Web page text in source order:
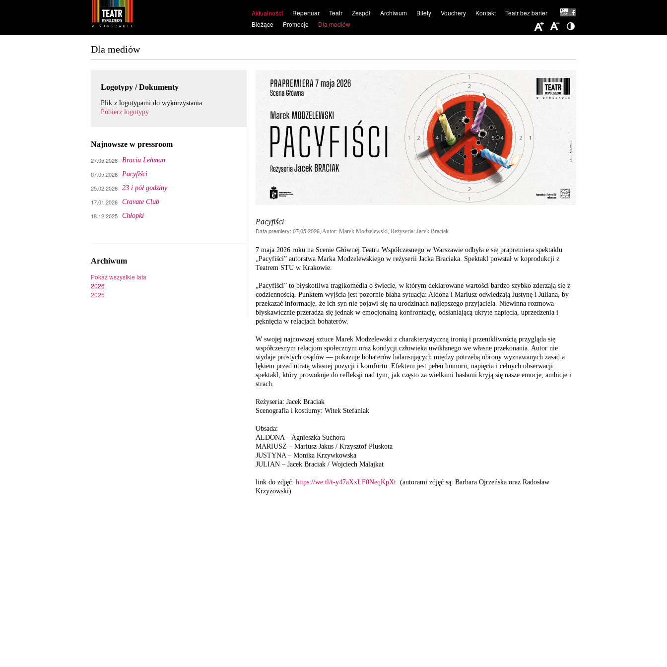
Aktualności
Bieżące
Promocje Dla mediów
Repertuar Teatr Zespół Archiwum Bilety Vouchery Kontakt Teatr bez barier
Dla mediów
Logotypy / Dokumenty
Plik z logotypami do wykorzystania
Pobierz logotypy
Najnowsze w pressroom
27.05.2026 Bracia Lehman
07.05.2026 Pacyfiści
25.02.2026 23 i pół godziny
17.01.2026 Cravate Club
18.12.2025 Chłopki
Archiwum
Pokaż wszystkie lata
2026
2025
Pacyfiści
Data premiery: 07.05.2026, Autor: Marek Modzelewski, Reżyseria: Jacek Braciak
7 maja 2026 roku na Scenie Głównej Teatru Współczesnego w Warszawie odbyła e się prapremiera spektaklu
„Pacyfiści” autorstwa Marka Modzelewskiego w reżyserii Jacka Braciaka. Spektakl powstał w koprodukcji z
Teatrem STU w Krakowie.
„Pacyfiści” to błyskotliwa tragikomedia o świecie, w którym deklarowane wartości bardzo szybko zderzają się z
codziennością. Punktem wyjścia jest pozornie błaha sytuacja: Aldona i Mariusz odwiedzają Justynę i Juliana, by
przekazać informację, że ich syn nie pojawi się na urodzinach najlepszego przyjaciela. Niewinna rozmowa
błyskawicznie przeradza się jednak w emocjonalną konfrontację, odsłaniającą ukryte napięcia, uprzedzenia i
pęknięcia w relacjach bohaterów.
W swojej najnowszej sztuce Marek Modzelewski z charakterystyczną ironią i przenikliwością przygląda się
współczesnym relacjom społecznym oraz kondycji człowieka uwikłanego we własne przekonania. Autor nie
wydaje prostych osądów — pokazuje bohaterów balansujących między potrzebą obrony wyznawanych zasad a
lękiem przed utratą własnej pozycji i komfortu. Efektem jest pełen humoru, napięcia i celnych obserwacji
spektakl, który prowokuje do refleksji nad tym, jak często za wielkimi hasłami kryją się nasze emocje, ambicje i
strach.
Reżyseria: Jacek Braciak
Scenografia i kostiumy: Witek Stefaniak
Obsada:
ALDONA – Agnieszka Suchora
MARIUSZ – Mariusz Jakus / Krzysztof Pluskota
JUSTYNA – Monika Krzywkowska
JULIAN – Jacek Braciak / Wojciech Malajkat
link do zdjęć: https://we.tl/t-y47aXxLF0NeqKpXt (autorami zdjęć są: Barbara Ojrzeńska oraz Radosław
Krzyżowski)